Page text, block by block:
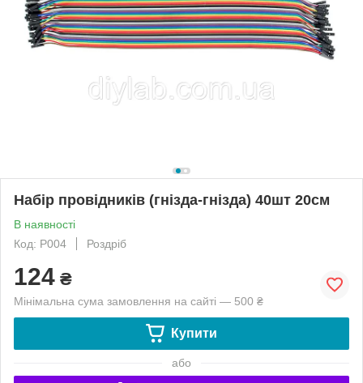
Набір провідників (гнізда-гнізда) 40шт 20см
В наявності
Код: P004
Роздріб
124 ₴
Мінімальна сума замовлення на сайті — 500 ₴
Купити
або